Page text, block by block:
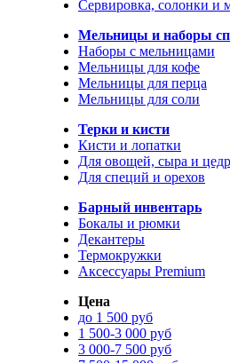
Сервировка, солонки и
Мельницы и наборы
Наборы с мельницами
Мельницы для кофе
Мельницы для перца
Мельницы для соли
Терки и кисти
Кисти и лопатки
Для овощей, сыра и
Для специй и орехов
Барный инвентарь
Бокалы и рюмки
Декантеры
Термокружки
Аксессуары Premium
Цена
до 1 500 руб
1 500-3 000 руб
3 000-7 500 руб